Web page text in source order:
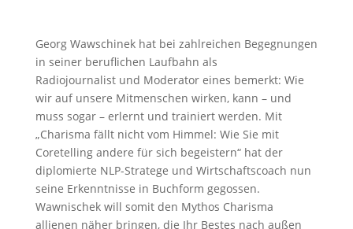
Georg Wawschinek hat bei zahlreichen Begegnungen
in seiner beruflichen Laufbahn als
Radiojournalist und Moderator eines bemerkt: Wie
wir auf unsere Mitmenschen wirken, kann – und
muss sogar – erlernt und trainiert werden. Mit
„Charisma fällt nicht vom Himmel: Wie Sie mit
Coretelling andere für sich begeistern“ hat der
diplomierte NLP-Stratege und Wirtschaftscoach nun
seine Erkenntnisse in Buchform gegossen.
Wawnischek will somit den Mythos Charisma
alljenen näher bringen, die Ihr Bestes nach außen